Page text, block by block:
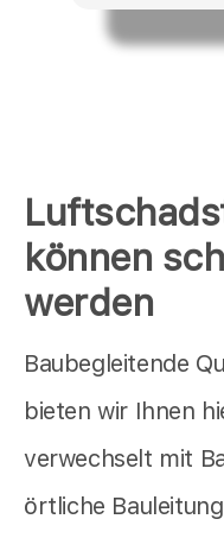
können
werden
Baubegleitende
bieten wir Ihnen
verwechselt mit
örtliche